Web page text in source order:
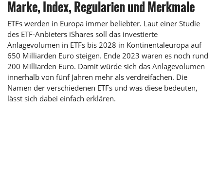
Marke, Index, Regularien und Merkmale
ETFs werden in Europa immer beliebter. Laut einer Studie
des ETF-Anbieters iShares soll das investierte
Anlagevolumen in ETFs bis 2028 in Kontinentaleuropa auf
650 Milliarden Euro steigen. Ende 2023 waren es noch rund
200 Milliarden Euro. Damit würde sich das Anlagevolumen
innerhalb von fünf Jahren mehr als verdreifachen. Die
Namen der verschiedenen ETFs und was diese bedeuten,
lässt sich dabei einfach erklären.